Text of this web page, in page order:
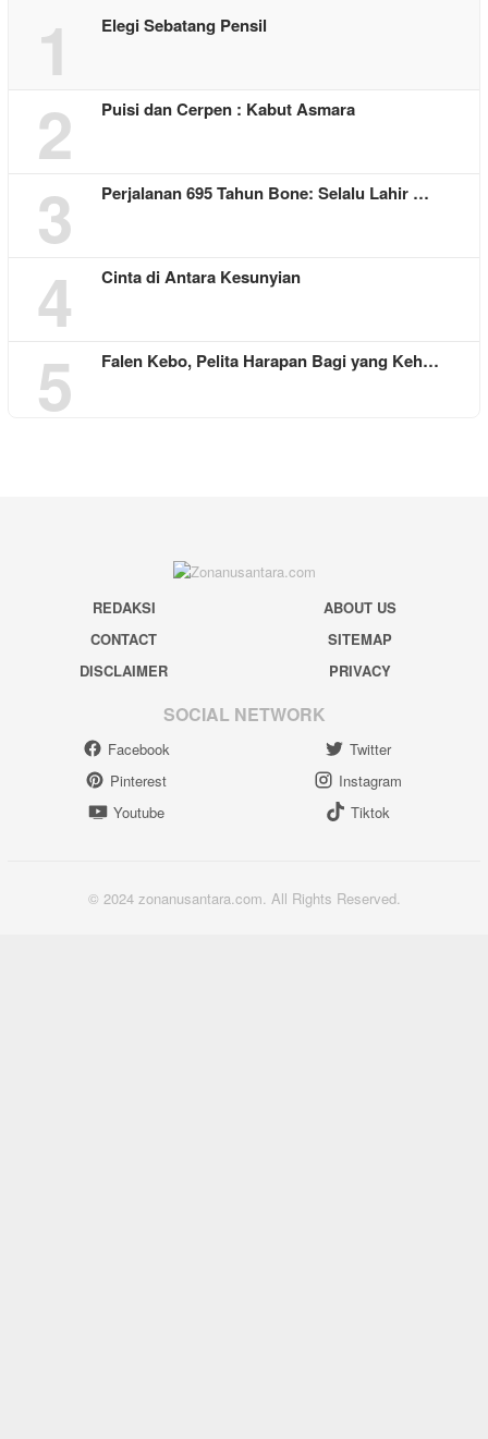
1 Elegi Sebatang Pensil
2 Puisi dan Cerpen : Kabut Asmara
3 Perjalanan 695 Tahun Bone: Selalu Lahir …
4 Cinta di Antara Kesunyian
5 Falen Kebo, Pelita Harapan Bagi yang Keh…
REDAKSI
ABOUT US
CONTACT
SITEMAP
DISCLAIMER
PRIVACY
SOCIAL NETWORK
Facebook
Twitter
Pinterest
Instagram
Youtube
Tiktok
© 2024 zonanusantara.com. All Rights Reserved.